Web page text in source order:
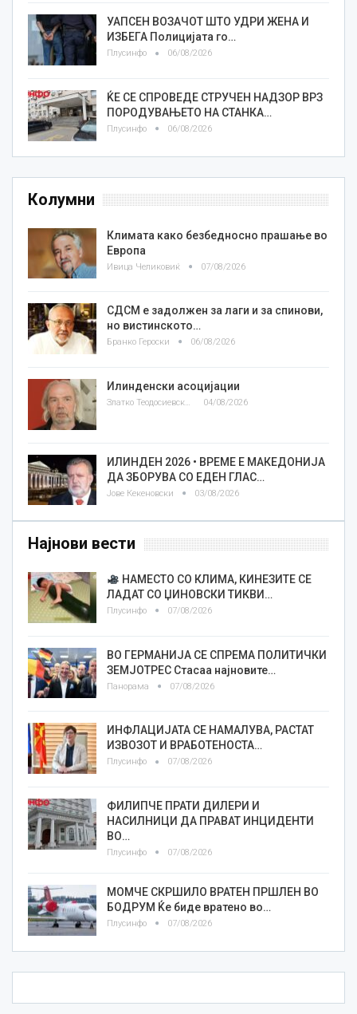
УАПСЕН ВОЗАЧОТ ШТО УДРИ ЖЕНА И
ИЗБЕГА Полицијата го…
Плусинфо 06/08/2026
ЌЕ СЕ СПРОВЕДЕ СТРУЧЕН НАДЗОР ВРЗ
ПОРОДУВАЊЕТО НА СТАНКА…
Плусинфо 06/08/2026
Колумни
Климата како безбедносно прашање во
Европа
Ивица Челиковиќ 07/08/2026
СДСМ е задолжен за лаги и за спинови,
но вистинското…
Бранко Героски 06/08/2026
Илинденски асоцијации
Златко Теодосиевски 04/08/2026
ИЛИНДЕН 2026 • ВРЕМЕ Е МАКЕДОНИЈА
ДА ЗБОРУВА СО ЕДЕН ГЛАС…
Јове Кекеновски 03/08/2026
Најнови вести
НАМЕСТО СО КЛИМА, КИНЕЗИТЕ СЕ
ЛАДАТ СО ЏИНОВСКИ ТИКВИ…
Плусинфо 07/08/2026
ВО ГЕРМАНИЈА СЕ СПРЕМА ПОЛИТИЧКИ
ЗЕМЈОТРЕС Стасаа најновите…
Панорама 07/08/2026
ИНФЛАЦИЈАТА СЕ НАМАЛУВА, РАСТАТ
ИЗВОЗОТ И ВРАБОТЕНОСТА…
Плусинфо 07/08/2026
ФИЛИПЧЕ ПРАТИ ДИЛЕРИ И
НАСИЛНИЦИ ДА ПРАВАТ ИНЦИДЕНТИ
ВО…
Плусинфо 07/08/2026
МОМЧЕ СКРШИЛО ВРАТЕН ПРШЛЕН ВО
БОДРУМ Ќе биде вратено во…
Плусинфо 07/08/2026